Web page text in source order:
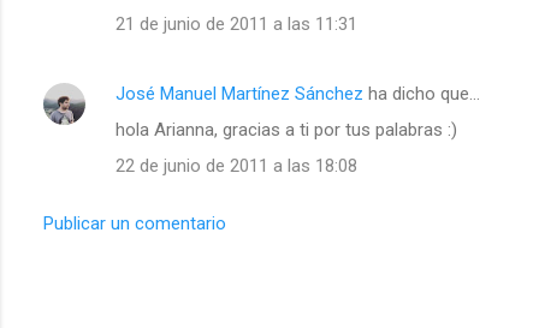
21 de junio de 2011 a las 11:31
José Manuel Martínez Sánchez ha dicho que…
hola Arianna, gracias a ti por tus palabras :)
22 de junio de 2011 a las 18:08
Publicar un comentario